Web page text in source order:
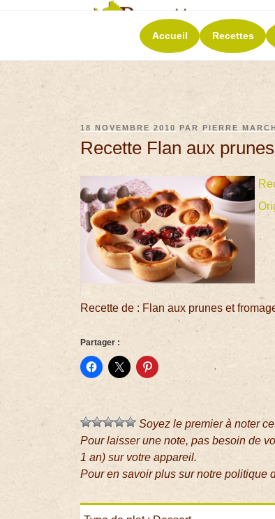
La
Accueil Recettes
18 NOVEMBRE 2010 PARPIERRE
Recette Flan aux
Recette de : Flan aux prunes et
Partager :
Soyez le premier à noter
Pour laisser une note, pas besoin de
1 an) sur votre appareil.
Pour en savoir plus sur notre